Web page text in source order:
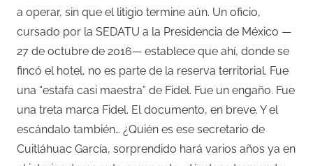
a operar, sin que el litigio termine aún. Un oficio,
cursado por la SEDATU a la Presidencia de México —
27 de octubre de 2016— establece que ahí, donde se
fincó el hotel, no es parte de la reserva territorial. Fue
una “estafa casi maestra” de Fidel. Fue un engaño. Fue
una treta marca Fidel. El documento, en breve. Y el
escándalo también… ¿Quién es ese secretario de
Cuitláhuac García, sorprendido hará varios años ya en